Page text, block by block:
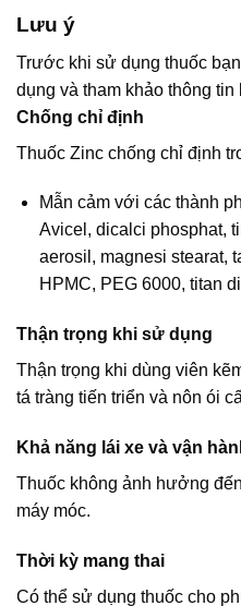
Lưu ý
Trước khi sử dụng thuốc
dụng và tham khảo thông
Chống chỉ định
Thuốc Zinc chống chỉ định
Mẫn cảm với các thành
Avicel, dicalci phosphat,
aerosil, magnesi stearat,
HPMC, PEG 6000, titan
Thận trọng khi sử dụng
Thận trọng khi dùng viên
tá tràng tiến triển và nôn ói
Khả năng lái xe và vận
Thuốc không ảnh hưởng
máy móc.
Thời kỳ mang thai
Có thể sử dụng thuốc cho